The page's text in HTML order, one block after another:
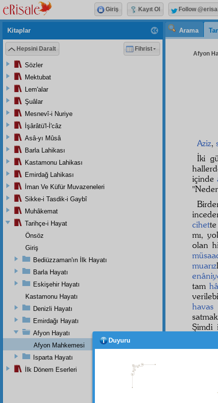
Arama
Afyon
Aziz,
İki
içinde
cihet
mı,
olan
muarız
tam
havas
Şimdi
Said
Kitaplar
Hepsini Daralt Fihrist
Sözler
Mektubat
Lem'alar
Şuâlar
Mesnevî-i Nuriye
İşârâtü'l-İ'câz
Asâ-yı Mûsâ
Barla Lahikası
Kastamonu Lahikası
Emirdağ Lahikası
İman Ve Küfür Muvazeneleri
Sikke-i Tasdik-i Gaybî
Muhâkemat
Tarihçe-i Hayat
Önsöz
Giriş
Bediüzzaman'ın İlk Hayatı
Barla Hayatı
Eskişehir Hayatı
Kastamonu Hayatı
Denizli Hayatı
Emirdağı Hayatı
Afyon Hayatı
Afyon Mahkemesi
Isparta Hayatı
İlk Dönem Eserleri
Giriş Kayıt Ol Follow
Duyuru